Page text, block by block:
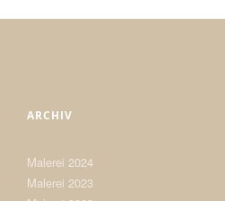
ARCHIV
Malerei 2024
Malerei 2023